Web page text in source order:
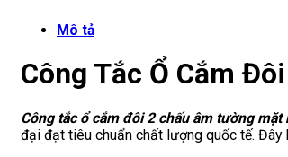
Mô tả
Công Tắc Ổ Cắm
Công tắc ổ cắm đôi 2 chấu âm tường
đại đạt tiêu chuẩn chất lượng quốc tế.